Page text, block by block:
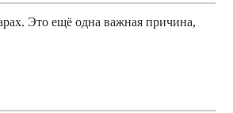
Это ещё одна важная причина,